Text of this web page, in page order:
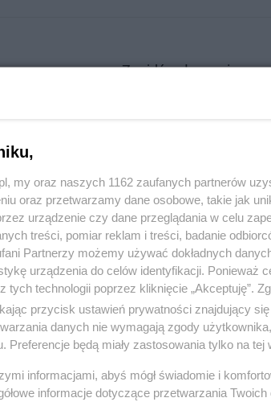
Znajdź ogłoszenie
ogłoszenie nie istnieje lub nie jest
my oraz naszych 1162 zaufanych partnerów
oraz przetwarzamy dane osobowe, takie jak
urządzenie czy dane przeglądania w celu
treści, pomiar reklam i treści, badanie
Partnerzy możemy używać dokładnych
urządzenia do celów identyfikacji. Ponieważ
tych technologii poprzez kliknięcie „Akceptuję”.
przycisk ustawień prywatności znajdujący
danych nie wymagają zgody
Preferencje będą miały zastosowania tylko na tej
informacjami, abyś mógł świadomie i
informacje dotyczące przetwarzania